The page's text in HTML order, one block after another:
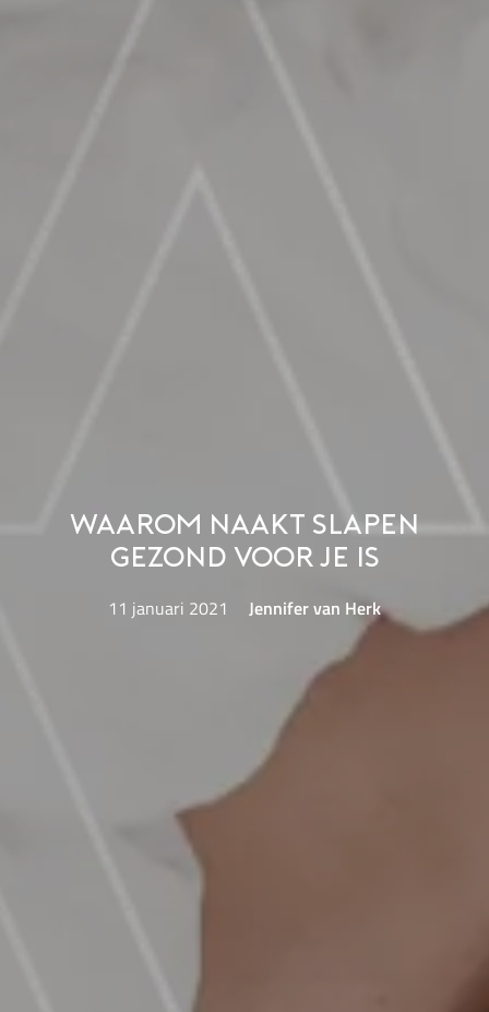
Waarom naakt slapen
gezond voor je is
11 januari 2021 Jennifer van Herk